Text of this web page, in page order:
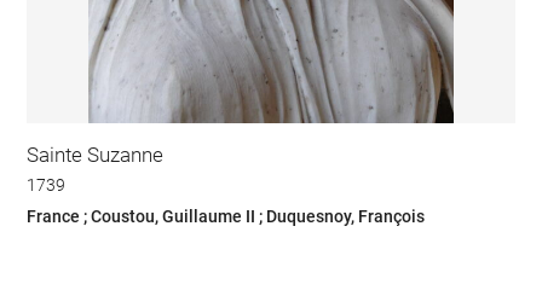
Sainte Suzanne
1739
France ; Coustou, Guillaume II ; Duquesnoy, François